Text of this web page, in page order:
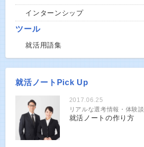
インターンシップ
ツール
就活用語集
就活ノートPick Up
2017.06.25
リアルな選考情報・体験談
就活ノートの作り方